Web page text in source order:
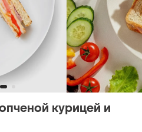
курицей и